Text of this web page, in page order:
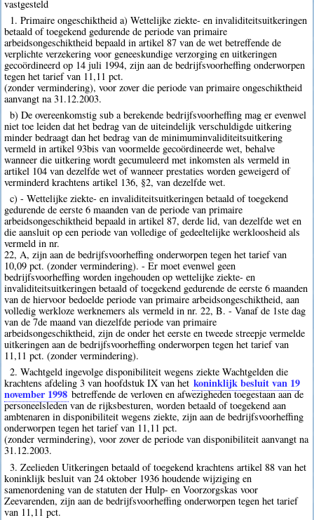
vastgesteld
1. Primaire ongeschiktheid a) Wettelijke ziekte- en invaliditeitsuitkeringen
betaald of toegekend gedurende de periode van primaire
arbeidsongeschiktheid bepaald in artikel 87 van de wet betreffende de
verplichte verzekering voor geneeskundige verzorging en uitkeringen
gecoördineerd op 14 juli 1994, zijn aan de bedrijfsvoorheffing onderworpen
tegen het tarief van 11,11 pct.
(zonder vermindering), voor zover die periode van primaire ongeschiktheid
aanvangt na 31.12.2003.
b) De overeenkomstig sub a berekende bedrijfsvoorheffing mag er evenwel
niet toe leiden dat het bedrag van de uiteindelijk verschuldigde uitkering
minder bedraagt dan het bedrag van de minimuminvaliditeitsuitkering
vermeld in artikel 93bis van voormelde gecoördineerde wet, behalve
wanneer die uitkering wordt gecumuleerd met inkomsten als vermeld in
artikel 104 van dezelfde wet of wanneer prestaties worden geweigerd of
verminderd krachtens artikel 136, §2, van dezelfde wet.
c) - Wettelijke ziekte- en invaliditeitsuitkeringen betaald of toegekend
gedurende de eerste 6 maanden van de periode van primaire
arbeidsongeschiktheid bepaald in artikel 87, derde lid, van dezelfde wet en
die aansluit op een periode van volledige of gedeeltelijke werkloosheid als
vermeld in nr.
22, A, zijn aan de bedrijfsvoorheffing onderworpen tegen het tarief van
10,09 pct. (zonder vermindering). - Er moet evenwel geen
bedrijfsvoorheffing worden ingehouden op wettelijke ziekte- en
invaliditeitsuitkeringen betaald of toegekend gedurende de eerste 6 maanden
van de hiervoor bedoelde periode van primaire arbeidsongeschiktheid, aan
volledig werkloze werknemers als vermeld in nr. 22, B. - Vanaf de 1ste dag
van de 7de maand van diezelfde periode van primaire
arbeidsongeschiktheid, zijn de onder het eerste en tweede streepje vermelde
uitkeringen aan de bedrijfsvoorheffing onderworpen tegen het tarief van
11,11 pct. (zonder vermindering).
2. Wachtgeld ingevolge disponibiliteit wegens ziekte Wachtgelden die
krachtens afdeling 3 van hoofdstuk IX van het koninklijk besluit van 19
november 1998 betreffende de verloven en afwezigheden toegestaan aan de
personeelsleden van de rijksbesturen, worden betaald of toegekend aan
ambtenaren in disponibiliteit wegens ziekte, zijn aan de bedrijfsvoorheffing
onderworpen tegen het tarief van 11,11 pct.
(zonder vermindering), voor zover de periode van disponibiliteit aanvangt na
31.12.2003.
3. Zeelieden Uitkeringen betaald of toegekend krachtens artikel 88 van het
koninklijk besluit van 24 oktober 1936 houdende wijziging en
samenordening van de statuten der Hulp- en Voorzorgskas voor
Zeevarenden, zijn aan de bedrijfsvoorheffing onderworpen tegen het tarief
van 11,11 pct.